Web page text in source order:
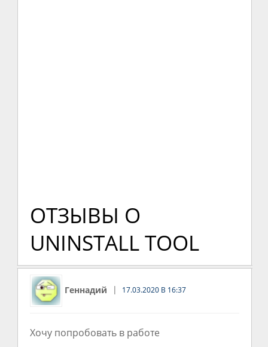
ОТЗЫВЫ О
UNINSTALL TOOL
Геннадий 17.03.2020 В 16:37
Хочу попробовать в работе